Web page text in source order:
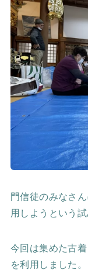
門信徒のみなさ
用しようという試
今回は集めた古
を利用しました。